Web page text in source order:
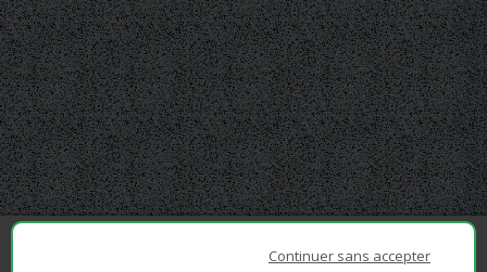
Continuer sans accepter